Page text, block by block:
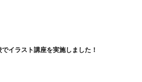
イラスト講座を実施しました！